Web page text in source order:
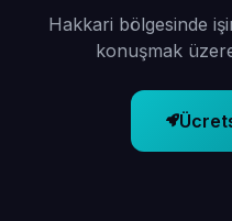
Hakkari bölgesinde
konuşmak